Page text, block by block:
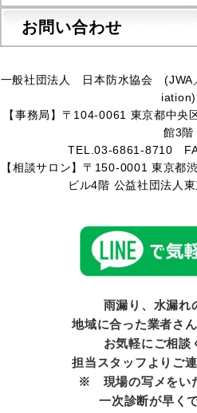
お問い合わせ
一般社団法人 日本防水協会 (JWA
iation)
【事務局】〒104-0061 東京都中
館3階
TEL.03-6861-8710
【相談サロン】〒150-0001 東京都
ビル4階 公益社団法人
雨漏り、水漏れ
地域に合った業者さ
お気軽にご相談
担当スタッフよりご
※ 現場の写メをい
一次診断が早くでき